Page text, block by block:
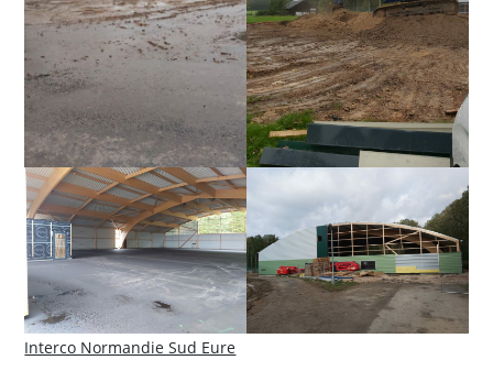
Interco Normandie Sud Eure